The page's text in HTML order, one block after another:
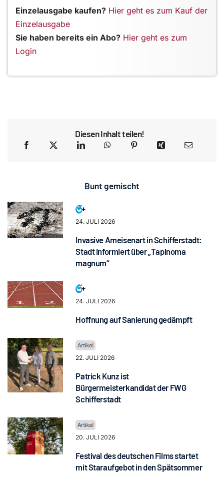
Einzelausgabe kaufen? Hier geht es zum Kauf der
Einzelausgabe
Sie haben bereits ein Abo? Hier geht es zum
Login
Diesen Inhalt teilen!
Bunt gemischt
24. JULI 2026
Invasive Ameisenart in Schifferstadt:
Stadt informiert über „Tapinoma
magnum“
24. JULI 2026
Hoffnung auf Sanierung gedämpft
22. JULI 2026
Patrick Kunz ist
Bürgermeisterkandidat der FWG
Schifferstadt
20. JULI 2026
Festival des deutschen Films startet
mit Staraufgebot in den Spätsommer